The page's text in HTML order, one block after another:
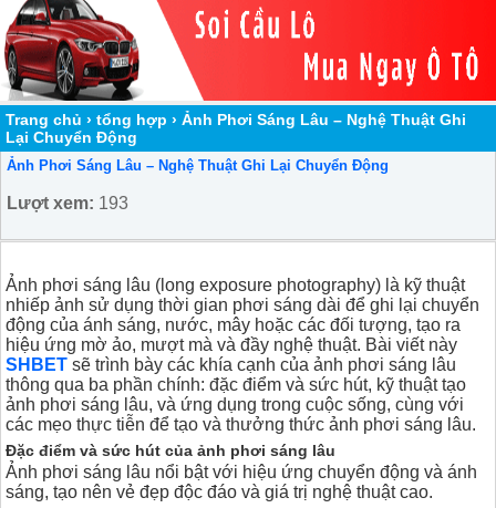
Trang chủ › tổng hợp › Ảnh Phơi Sáng Lâu – Nghệ Thuật Ghi
Lại Chuyển Động
Ảnh Phơi Sáng Lâu – Nghệ Thuật Ghi Lại Chuyển Động
Lượt xem: 193
Ảnh phơi sáng lâu (long exposure photography) là kỹ thuật
nhiếp ảnh sử dụng thời gian phơi sáng dài để ghi lại chuyển
động của ánh sáng, nước, mây hoặc các đối tượng, tạo ra
hiệu ứng mờ ảo, mượt mà và đầy nghệ thuật. Bài viết này
SHBET sẽ trình bày các khía cạnh của ảnh phơi sáng lâu
thông qua ba phần chính: đặc điểm và sức hút, kỹ thuật tạo
ảnh phơi sáng lâu, và ứng dụng trong cuộc sống, cùng với
các mẹo thực tiễn để tạo và thưởng thức ảnh phơi sáng lâu.
Đặc điểm và sức hút của ảnh phơi sáng lâu
Ảnh phơi sáng lâu nổi bật với hiệu ứng chuyển động và ánh
sáng, tạo nên vẻ đẹp độc đáo và giá trị nghệ thuật cao.